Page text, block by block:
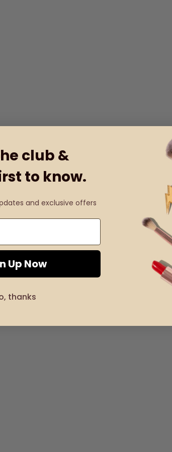
club &
to know.
and exclusive offers
Up Now
thanks